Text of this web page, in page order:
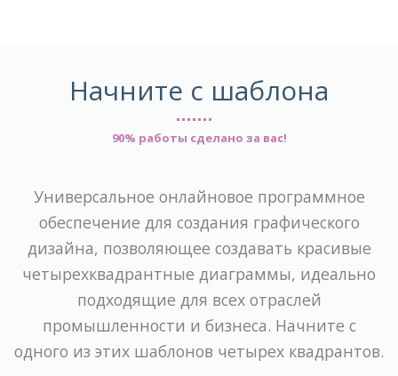
Начните с шаблона
90% работы сделано за вас!
Универсальное онлайновое программное
обеспечение для создания графического
дизайна, позволяющее создавать красивые
четырехквадрантные диаграммы, идеально
подходящие для всех отраслей
промышленности и бизнеса. Начните с
одного из этих шаблонов четырех квадрантов.